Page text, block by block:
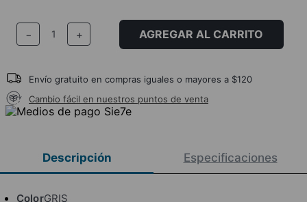
＋
－ AGREGAR AL CARRITO
Envío gratuito en compras iguales o mayores a $120
Cambio fácil en nuestros puntos de venta
Descripción Especificaciones
ColorGRIS